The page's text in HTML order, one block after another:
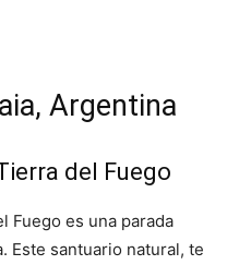
Argentina
del Fuego
Fuego es una parada
Este santuario natural, te